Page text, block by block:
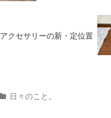
アクセサリーの新・定位置
日々のこと。